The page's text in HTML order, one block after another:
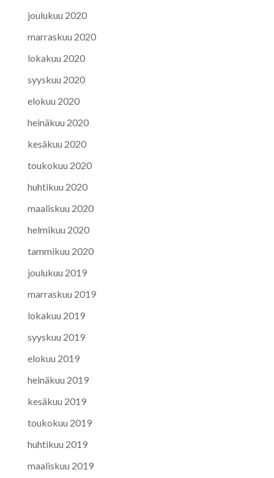
joulukuu 2020
marraskuu 2020
lokakuu 2020
syyskuu 2020
elokuu 2020
heinäkuu 2020
kesäkuu 2020
toukokuu 2020
huhtikuu 2020
maaliskuu 2020
helmikuu 2020
tammikuu 2020
joulukuu 2019
marraskuu 2019
lokakuu 2019
syyskuu 2019
elokuu 2019
heinäkuu 2019
kesäkuu 2019
toukokuu 2019
huhtikuu 2019
maaliskuu 2019